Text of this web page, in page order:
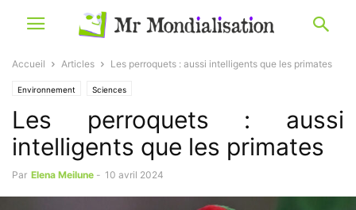
Accueil Articles Les perroquets : aussi intelligents que les primates
Environnement Sciences
Les perroquets : aussi
intelligents que les primates
Par Elena Meilune - 10 avril 2024